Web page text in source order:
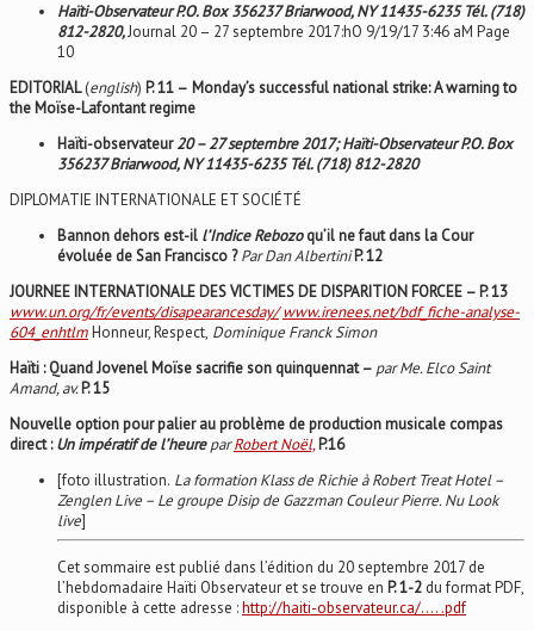
Haïti-Observateur P.O. Box 356237 Briarwood, NY 11435-6235 Tél. (718)
812-2820,Journal 20 – 27 septembre 2017:hO 9/19/17 3:46 aM Page
10
EDITORIAL(english) P. 11 – Monday’s successful national strike: A warning to
the Moïse-Lafontant regime
Haïti-observateur20 – 27 septembre 2017; Haïti-Observateur P.O. Box
356237 Briarwood, NY 11435-6235 Tél. (718) 812-2820
DIPLOMATIE INTERNATIONALE ET SOCIÉTÉ
Bannon dehors est-il l’Indice Rebozoqu’il ne faut dans la Cour
évoluée de San Francisco ?Par Dan AlbertiniP. 12
JOURNEE INTERNATIONALE DES VICTIMES DE DISPARITION FORCEE – P. 13
www.un.org/fr/events/disapearancesday/ www.irenees.net/bdf_fiche-analyse-
604_enhtlmHonneur, Respect, Dominique Franck Simon
Haïti : Quand Jovenel Moïse sacrifie son quinquennat – parMe. Elco Saint
Amand, av.P. 15
Nouvelle option pour palier au problème de production musicale compas
direct :Un impératif de l’heureparRobert Noël, P.16
[foto illustration. La formation Klass de Richie à Robert Treat Hotel –
Zenglen Live – Le groupe Disip de Gazzman Couleur Pierre. Nu Look
live]
Cet sommaire est publié dans l’édition du 20 septembre 2017 de
l’hebdomadaire Haïti Observateur et se trouve en P. 1-2 du format PDF,
disponible à cette adresse :http://haiti-observateur.ca/…. .pdf